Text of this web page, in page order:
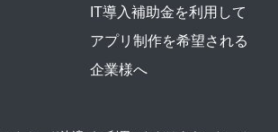
IT導入補助金を利用して
アプリ制作を希望される
企業様へ